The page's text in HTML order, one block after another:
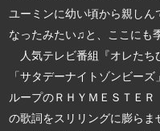
ユーミンに幼い頃から親し
なったみたい♫と、ここにも
人気テレビ番組『オレたち
「サタデーナイトゾンビー
ループのＲＨＹＭＥＳＴＥ
の歌詞をスリリングに膨ら